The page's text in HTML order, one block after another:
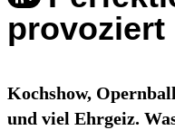
provoziert
Kochshow,
und viel Ehrgeiz.